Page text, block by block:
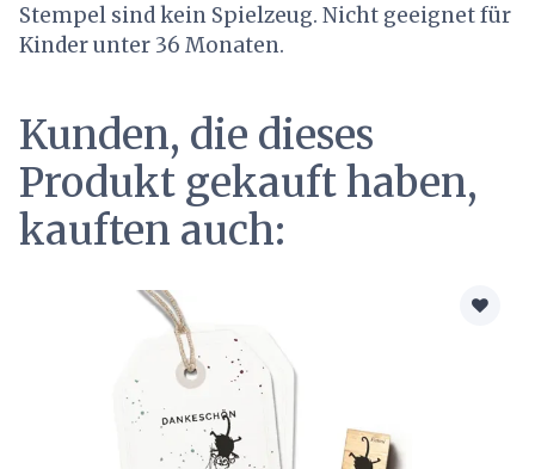
Stempel sind kein Spielzeug. Nicht geeignet für
Kinder unter 36 Monaten.
Kunden, die dieses
Produkt gekauft haben,
kauften auch: